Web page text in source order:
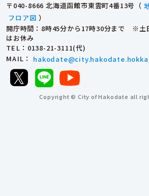
〒040-8666 北海道函館市東雲町4番13号（
フロア図 ）
開庁時間：8時45分から17時30分まで ※土
はお休み
TEL ：0138-21-3111(代)
MAIL ：
Copyright © City of Hakodate all